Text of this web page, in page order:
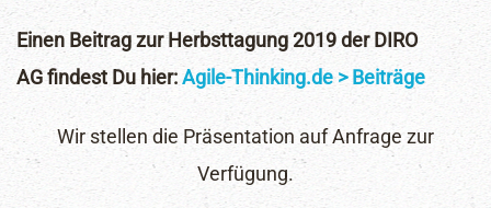
Einen Beitrag zur Herbsttagung 2019 der DIRO
AG findest Du hier:Agile-Thinking.de > Beiträge
Wir stellen die Präsentation auf Anfrage zur
Verfügung.
Abonniere unseren Newsletter für Insights und Tipps
zu Agilität und Innovation. Werde Teil unserer
Community für transformative Arbeitswelten.
Erhalte Updates zu Workshops und
Erfolgsgeschichten. Starte jetzt deine agile Reise.